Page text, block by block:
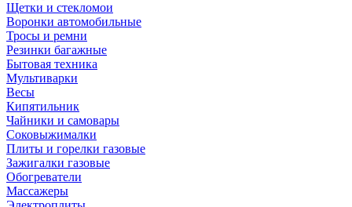
Щетки и стекломои
Воронки автомобильные
Тросы и ремни
Резинки багажные
Бытовая техника
Мультиварки
Весы
Кипятильник
Чайники и самовары
Соковыжималки
Плиты и горелки газовые
Зажигалки газовые
Обогреватели
Массажеры